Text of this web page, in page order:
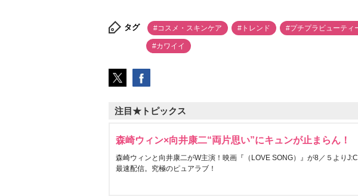
タグ #コスメ・スキンケア #トレンド #プチプラビューティ
#カワイイ
注目★トピックス
森崎ウィン×向井康二“両片思い”にキュンが止まらん！
森崎ウィンと向井康二がW主演！映画『（LOVE SONG）』が8／５より
最速配信。究極のピュアラブ！